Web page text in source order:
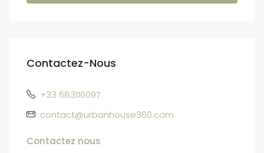
Contactez-Nous
+33 683110097
contact@urbanhouse360.com
Contactez nous